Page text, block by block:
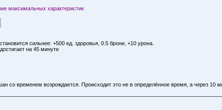
максимальных характеристик
сильнее: +500 ед. здоровья, 0.5 брони, +10 урона.
на 45 минуте
со временем возрождается. Происходит это не в определённое время, а через 10